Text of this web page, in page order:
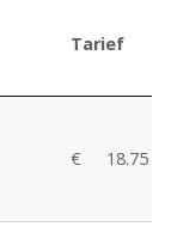
Tarief
€ 18.75